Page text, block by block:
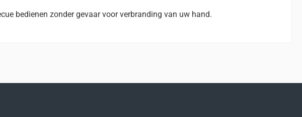
bedienen zonder gevaar voor verbranding van uw hand.